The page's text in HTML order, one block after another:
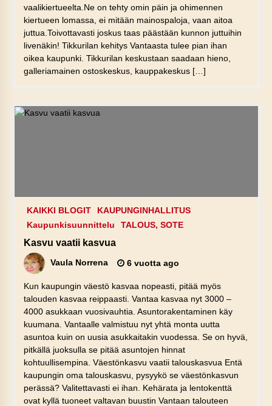
vaalikiertueelta.Ne on tehty omin päin ja ohimennen
kiertueen lomassa, ei mitään mainospaloja, vaan aitoa
juttua.Toivottavasti joskus taas päästään kunnon juttuihin
livenäkin! Tikkurilan kehitys Vantaasta tulee pian ihan
oikea kaupunki. Tikkurilan keskustaan saadaan hieno,
galleriamainen ostoskeskus, kauppakeskus […]
KAIKKI BLOGIT
KAUPUNGINHALLITUS
Kaupunkisuunnittelu
TALOUS, SOTE
Kasvu vaatii kasvua
Vaula Norrena 6 vuotta ago
Kun kaupungin väestö kasvaa nopeasti, pitää myös
talouden kasvaa reippaasti. Vantaa kasvaa nyt 3000 –
4000 asukkaan vuosivauhtia. Asuntorakentaminen käy
kuumana. Vantaalle valmistuu nyt yhtä monta uutta
asuntoa kuin on uusia asukkaitakin vuodessa. Se on hyvä,
pitkällä juoksulla se pitää asuntojen hinnat
kohtuullisempina. Väestönkasvu vaatii talouskasvua Entä
kaupungin oma talouskasvu, pysyykö se väestönkasvun
perässä? Valitettavasti ei ihan. Kehärata ja lentokenttä
ovat kyllä tuoneet valtavan buustin Vantaan talouteen